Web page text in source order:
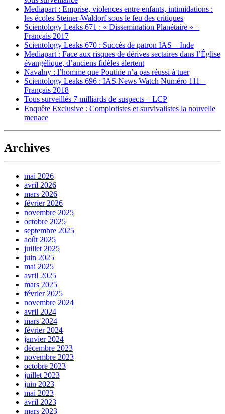
Mediapart : Emprise, violences entre enfants, intimidations :
les écoles Steiner-Waldorf sous le feu des critiques
Scientology Leaks 671 : « Dissemination Planétaire » –
Français 2017
Scientology Leaks 670 : Succès de patron IAS – Inde
Mediapart : Face aux risques de dérives sectaires dans l’Église
évangélique, d’anciens fidèles alertent
Navalny : l’homme que Poutine n’a pas réussi à tuer
Scientology Leaks 696 : IAS News Watch Numéro 111 –
Français 2018
Tous surveillés 7 milliards de suspects – LCP
Enquête Exclusive : Complotistes et survivalistes la nouvelle
menace
Archives
mai 2026
avril 2026
mars 2026
février 2026
novembre 2025
octobre 2025
septembre 2025
août 2025
juillet 2025
juin 2025
mai 2025
avril 2025
mars 2025
février 2025
novembre 2024
avril 2024
mars 2024
février 2024
janvier 2024
décembre 2023
novembre 2023
octobre 2023
juillet 2023
juin 2023
mai 2023
avril 2023
mars 2023